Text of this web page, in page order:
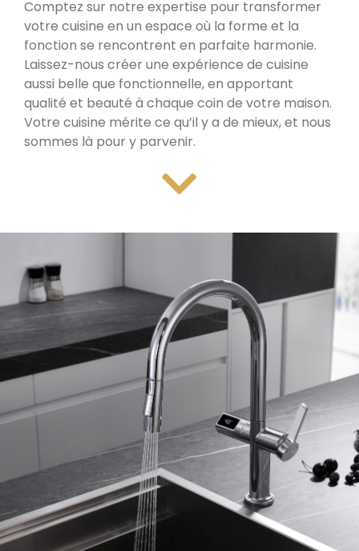
Comptez sur notre expertise pour transformer
votre cuisine en un espace où la forme et la
fonction se rencontrent en parfaite harmonie.
Laissez-nous créer une expérience de cuisine
aussi belle que fonctionnelle, en apportant
qualité et beauté à chaque coin de votre maison.
Votre cuisine mérite ce qu’il y a de mieux, et nous
sommes là pour y parvenir.